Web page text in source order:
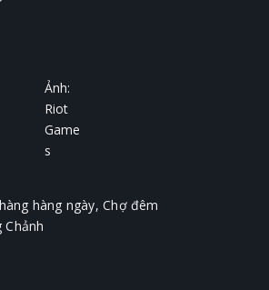
Ảnh:
Riot
Game
s
hàng ngày, Chợ đêm
Chảnh